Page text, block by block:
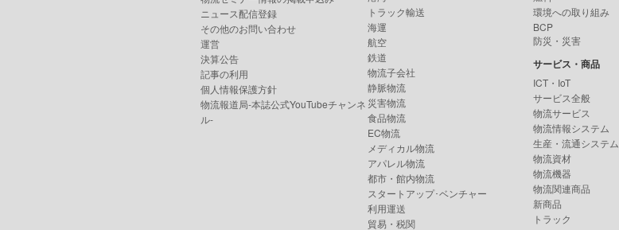
ニュース配信登録
その他のお問い合わせ
運営
決算公告
記事の利用
個人情報保護方針
物流報道局-本誌公式YouTubeチャンネ
ル-
トラック輸送
海運
航空
鉄道
物流子会社
静脈物流
災害物流
食品物流
EC物流
メディカル物流
アパレル物流
都市・館内物流
スタートアップ･ベンチャー
利用運送
貿易・税関
環境への取り組み
BCP
防災・災害
サービス・商品
ICT・IoT
サービス全般
物流サービス
物流情報システム
生産・流通システム
物流資材
物流機器
物流関連商品
新商品
トラック